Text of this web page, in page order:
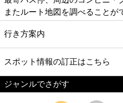
またルート地図を調べることが
行き方案内
スポット情報の訂正はこちら
ジャンルでさがす